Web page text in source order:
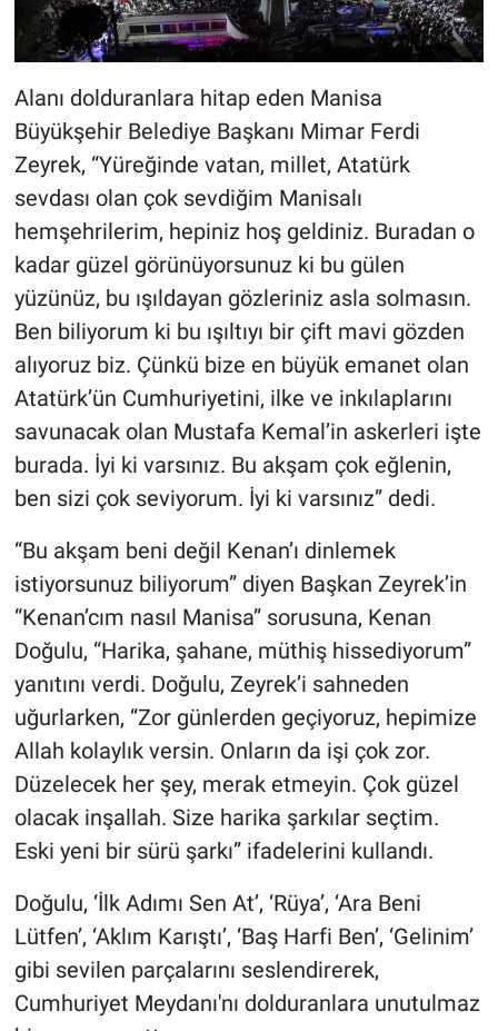
Alanı dolduranlara hitap eden Manisa
Büyükşehir Belediye Başkanı Mimar Ferdi
Zeyrek, “Yüreğinde vatan, millet, Atatürk
sevdası olan çok sevdiğim Manisalı
hemşehrilerim, hepiniz hoş geldiniz. Buradan o
kadar güzel görünüyorsunuz ki bu gülen
yüzünüz, bu ışıldayan gözleriniz asla solmasın.
Ben biliyorum ki bu ışıltıyı bir çift mavi gözden
alıyoruz biz. Çünkü bize en büyük emanet olan
Atatürk’ün Cumhuriyetini, ilke ve inkılaplarını
savunacak olan Mustafa Kemal’in askerleri işte
burada. İyi ki varsınız. Bu akşam çok eğlenin,
ben sizi çok seviyorum. İyi ki varsınız” dedi.
“Bu akşam beni değil Kenan’ı dinlemek
istiyorsunuz biliyorum” diyen Başkan Zeyrek’in
“Kenan’cım nasıl Manisa” sorusuna, Kenan
Doğulu, “Harika, şahane, müthiş hissediyorum”
yanıtını verdi. Doğulu, Zeyrek’i sahneden
uğurlarken, “Zor günlerden geçiyoruz, hepimize
Allah kolaylık versin. Onların da işi çok zor.
Düzelecek her şey, merak etmeyin. Çok güzel
olacak inşallah. Size harika şarkılar seçtim.
Eski yeni bir sürü şarkı” ifadelerini kullandı.
Doğulu, ‘İlk Adımı Sen At’, ‘Rüya’, ‘Ara Beni
Lütfen’, ‘Aklım Karıştı’, ‘Baş Harfi Ben’, ‘Gelinim’
gibi sevilen parçalarını seslendirerek,
Cumhuriyet Meydanı'nı dolduranlara unutulmaz